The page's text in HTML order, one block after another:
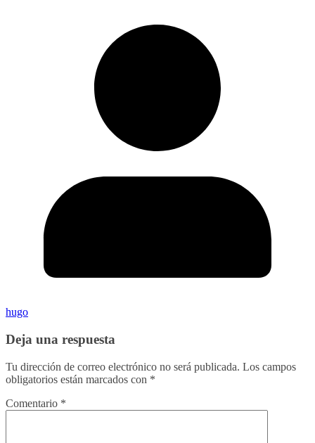
hugo
Deja una respuesta
Tu dirección de correo electrónico no será publicada. Los campos
obligatorios están marcados con *
Comentario *